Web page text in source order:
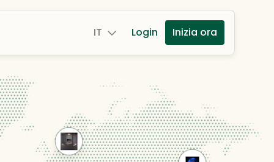
IT Login Inizia ora